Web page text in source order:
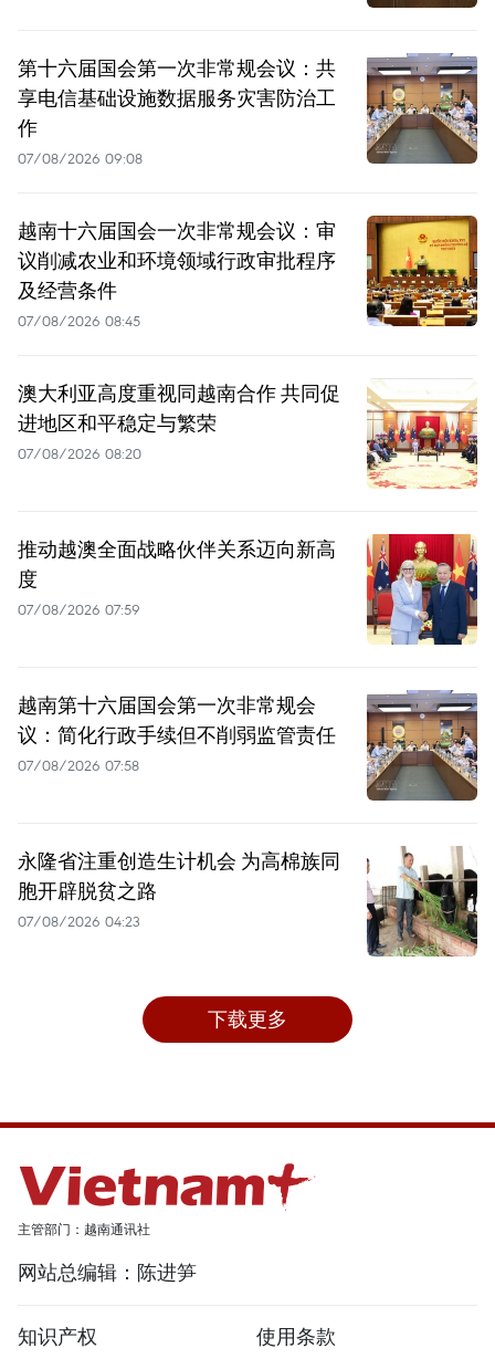
第十六届国会第一次非常规会议：共
享电信基础设施数据服务灾害防治工
作
07/08/2026 09:08
越南十六届国会一次非常规会议：审
议削减农业和环境领域行政审批程序
及经营条件
07/08/2026 08:45
澳大利亚高度重视同越南合作 共同促
进地区和平稳定与繁荣
07/08/2026 08:20
推动越澳全面战略伙伴关系迈向新高
度
07/08/2026 07:59
越南第十六届国会第一次非常规会
议：简化行政手续但不削弱监管责任
07/08/2026 07:58
永隆省注重创造生计机会 为高棉族同
胞开辟脱贫之路
07/08/2026 04:23
下载更多
主管部门：越南通讯社
网站总编辑：陈进笋
知识产权 使用条款